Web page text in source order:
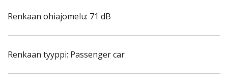
Renkaan ohiajomelu: 71 dB
Renkaan tyyppi: Passenger car